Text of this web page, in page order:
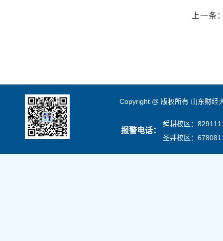
上一条
Copyright @ 版权所有 山东财
报警电话：
舜耕校区：
圣井校区：